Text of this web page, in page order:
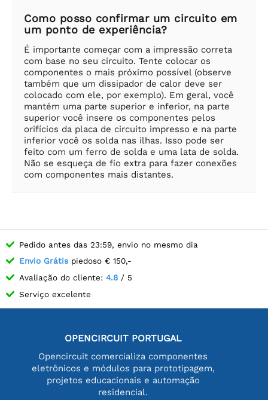
Como posso confirmar um circuito em
um ponto de experiência?
É importante começar com a impressão correta
com base no seu circuito. Tente colocar os
componentes o mais próximo possível (observe
também que um dissipador de calor deve ser
colocado com ele, por exemplo). Em geral, você
mantém uma parte superior e inferior, na parte
superior você insere os componentes pelos
orifícios da placa de circuito impresso e na parte
inferior você os solda nas ilhas. Isso pode ser
feito com um ferro de solda e uma lata de solda.
Não se esqueça de fio extra para fazer conexões
com componentes mais distantes.
Pedido antes das 23:59, envio no mesmo dia
Envio Grátis piedoso € 150,-
Avaliação do cliente: 4.8 / 5
Serviço excelente
OPENCIRCUIT PORTUGAL
Opencircuit comercializa componentes
eletrônicos e módulos para prototipagem,
projetos educacionais e automação
residencial.